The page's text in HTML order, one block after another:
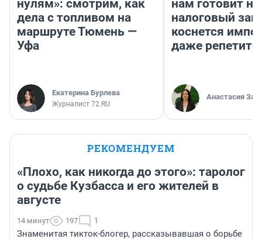
нулям»: смотрим, как
дела с топливом на
маршруте Тюмень —
Уфа
Екатерина Бурлева
Журналист 72.RU
нам готовит
налоговый
коснется
даже
Анастасия
РЕКОМЕНДУЕМ
«Плохо, как никогда до этого»: таролог
о судьбе Кузбасса и его жителей в
августе
14 минут 197 1
Знаменитая тикток-блогер, рассказывавшая о борьбе